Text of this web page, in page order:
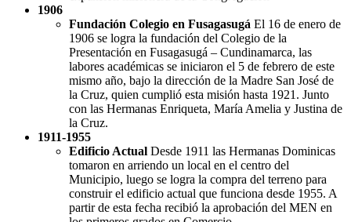
1906
Fundación Colegio en Fusagasugá El 16 de enero de
1906 se logra la fundación del Colegio de la
Presentación en Fusagasugá – Cundinamarca, las
labores académicas se iniciaron el 5 de febrero de este
mismo año, bajo la dirección de la Madre San José de
la Cruz, quien cumplió esta misión hasta 1921. Junto
con las Hermanas Enriqueta, María Amelia y Justina de
la Cruz.
1911-1955
Edificio Actual Desde 1911 las Hermanas Dominicas
tomaron en arriendo un local en el centro del
Municipio, luego se logra la compra del terreno para
construir el edificio actual que funciona desde 1955. A
partir de esta fecha recibió la aprobación del MEN en